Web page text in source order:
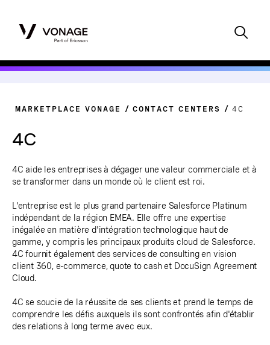
MARKETPLACE VONAGE CONTACT CENTERS 4C
4C
4C aide les entreprises à dégager une valeur commerciale et à
se transformer dans un monde où le client est roi.
L'entreprise est le plus grand partenaire Salesforce Platinum
indépendant de la région EMEA. Elle offre une expertise
inégalée en matière d'intégration technologique haut de
gamme, y compris les principaux produits cloud de Salesforce.
4C fournit également des services de consulting en vision
client 360, e-commerce, quote to cash et DocuSign Agreement
Cloud.
4C se soucie de la réussite de ses clients et prend le temps de
comprendre les défis auxquels ils sont confrontés afin d'établir
des relations à long terme avec eux.